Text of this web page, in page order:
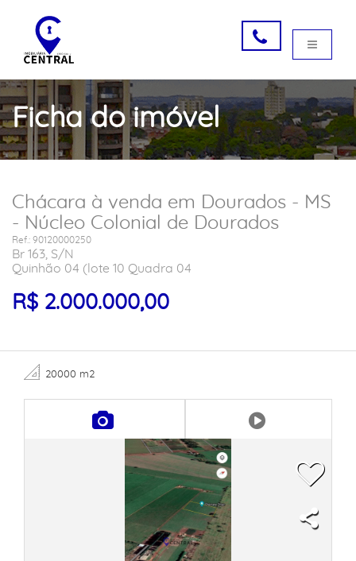
Ficha do imóvel
Chácara à venda em Dourados - MS
- Núcleo Colonial de Dourados
Ref.: 90120000250
Br 163, S/N
Quinhão 04 (lote 10 Quadra 04
R$ 2.000.000,00
20000 m2